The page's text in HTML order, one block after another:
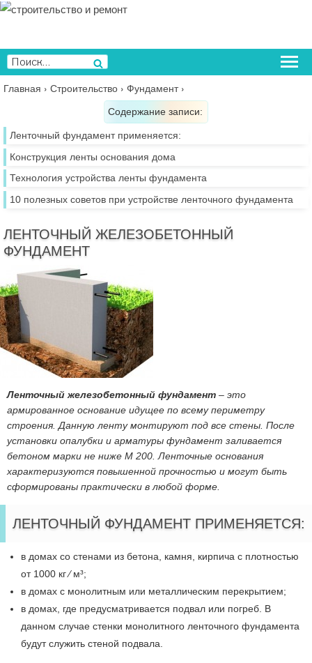
Перейти
содержимому
Искать:
Поиск
Главная › Строительство › Фундамент›
Содержание записи:
Ленточный фундамент применяется:
Конструкция ленты основания дома
Технология устройства ленты фундамента
10 полезных советов при устройстве ленточного фундамента
ЛЕНТОЧНЫЙ ЖЕЛЕЗОБЕТОННЫЙ
ФУНДАМЕНТ
Ленточный железобетонный фундамент – это
армированное основание идущее по всему периметру
строения. Данную ленту монтируют под все стены. После
установки опалубки и арматуры фундамент заливается
бетоном марки не ниже М 200. Ленточные основания
характеризуются повышенной прочностью и могут быть
сформированы практически в любой форме.
ЛЕНТОЧНЫЙ ФУНДАМЕНТ ПРИМЕНЯЕТСЯ:
в домах со стенами из бетона, камня, кирпича с плотностью
от 1000 кг ⁄ м³;
в домах с монолитным или металлическим перекрытием;
в домах, где предусматривается подвал или погреб. В
данном случае стенки монолитного ленточного фундамента
будут служить стеной подвала.